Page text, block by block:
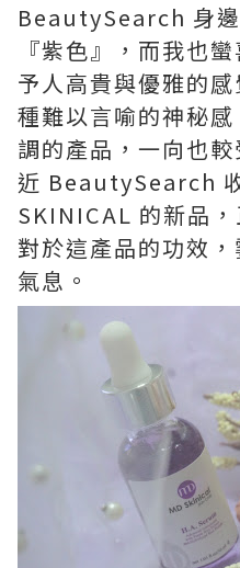
BeautySearch 身
『紫色』，而我也
予人高貴與優雅的
種難以言喻的神秘
調的產品，一向也
近 BeautySearch
SKINICAL 的新品，
對於這產品的功效
氣息。